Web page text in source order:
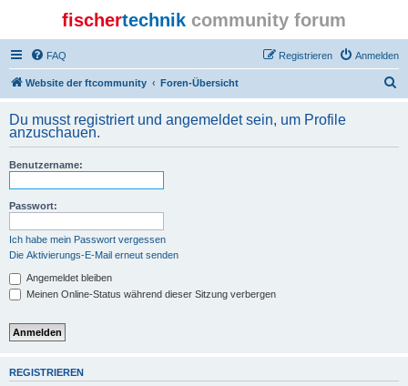
fischertechnik community forum
FAQ Anmelden
Registrieren
Website der ftcommunity Foren-Übersicht
h
Du musst registriert und angemeldet sein, um Profile
anzuschauen.
Benutzername:
Passwort:
Ich habe mein Passwort vergessen
Die Aktivierungs-E-Mail erneut senden
Angemeldet bleiben
Meinen Online-Status während dieser Sitzung verbergen
REGISTRIEREN